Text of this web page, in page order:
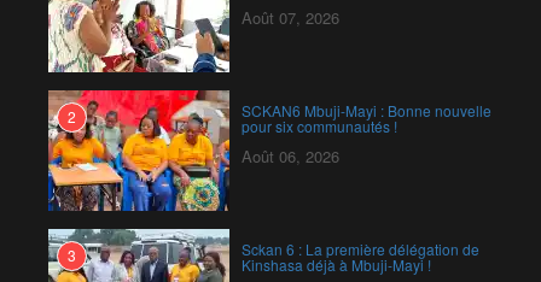
Août 07, 2026
2 SCKAN6 Mbuji-Mayi : Bonne nouvelle
pour six communautés !
Août 06, 2026
3 Sckan 6 : ‎La première délégation de
Kinshasa déjà à Mbuji-Mayi !